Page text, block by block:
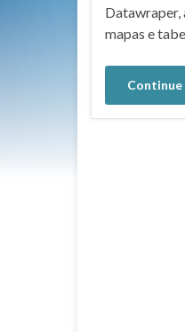
Datawraper,
mapas e
Continue